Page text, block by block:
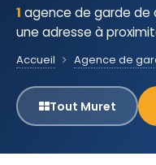
1 agence de garde de
une adresse à
Accueil Agence de
Tout Muret